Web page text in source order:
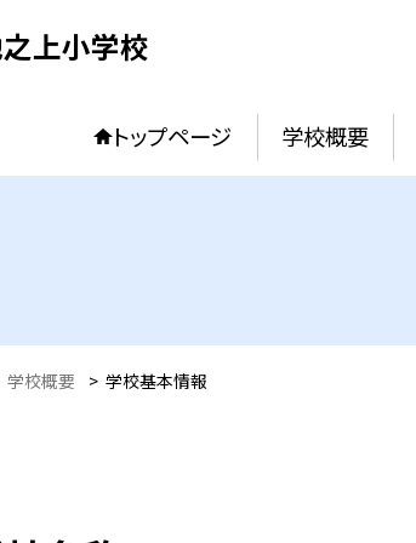
上小学校
トップページ 学校概要
学校概要 > 学校基本情報